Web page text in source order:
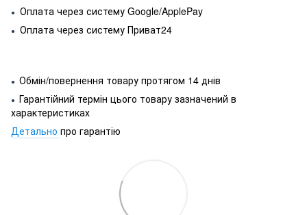
● Оплата через систему Google/ApplePay
● Оплата через систему Приват24
● Обмін/повернення товару протягом 14 днів
● Гарантійний термін цього товару зазначений в
характеристиках
Детально про гарантію